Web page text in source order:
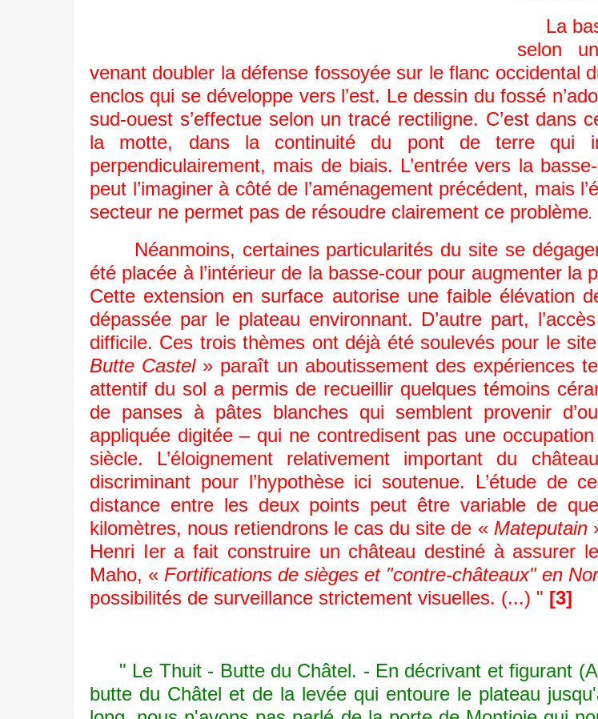
La
selon
venant doubler la défense fossoyée sur le flanc occidental
enclos qui se développe vers l’est. Le dessin du fossé
sud-ouest s’effectue selon un tracé rectiligne. C’est dans
la motte, dans la continuité du pont de terre qui
perpendiculairement, mais de biais. L’entrée vers la
peut l’imaginer à côté de l’aménagement précédent, mais
secteur ne permet pas de résoudre clairement ce problème.
Néanmoins, certaines particularités du site se
été placée à l’intérieur de la basse-cour pour augmenter la
Cette extension en surface autorise une faible élévation
dépassée par le plateau environnant. D’autre part,
difficile. Ces trois thèmes ont déjà été soulevés pour le
Butte Castel» paraît un aboutissement des expériences
attentif du sol a permis de recueillir quelques témoins
de panses à pâtes blanches qui semblent provenir
appliquée digitée – qui ne contredisent pas une
siècle. L’éloignement relativement important du
discriminant pour l’hypothèse ici soutenue. L’étude de
distance entre les deux points peut être variable de
kilomètres, nous retiendrons le cas du site de « Mateputain
Henri Ier a fait construire un château destiné à assurer
Maho, « Fortifications de sièges et "contre-châteaux" en
possibilités de surveillance strictement visuelles. (...) " [3]
" Le Thuit - Butte du Châtel. - En décrivant et figurant
butte du Châtel et de la levée qui entoure le plateau